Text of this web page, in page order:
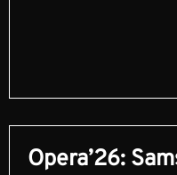
Opera’26: